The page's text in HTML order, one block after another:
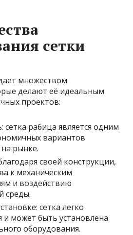
сетки
множеством
делают её идеальным
проектов:
сетка рабица является одним
вариантов
рынке.
своей конструкции,
к механическим
и воздействию
среды.
сетка легко
и может быть установлена
оборудования.